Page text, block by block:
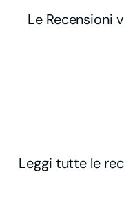
Le Recensioni
Leggi tutte le